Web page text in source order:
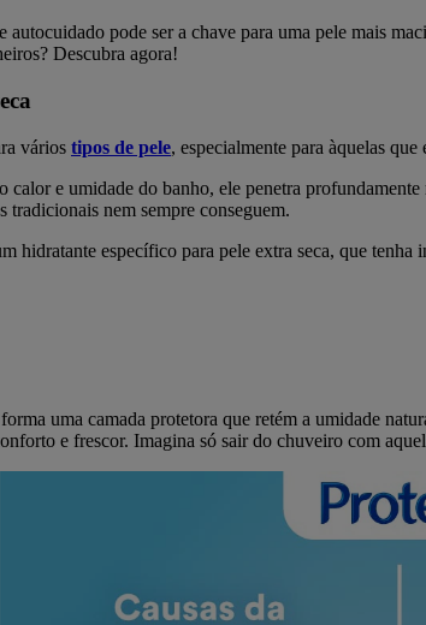
autocuidado pode ser a chave para uma pele mais
Descubra agora!
vários tipos de pele, especialmente para àquelas
calor e umidade do banho, ele penetra
tradicionais nem sempre conseguem.
hidratante específico para pele extra seca, que tenha
uma camada protetora que retém a umidade
e frescor. Imagina só sair do chuveiro com